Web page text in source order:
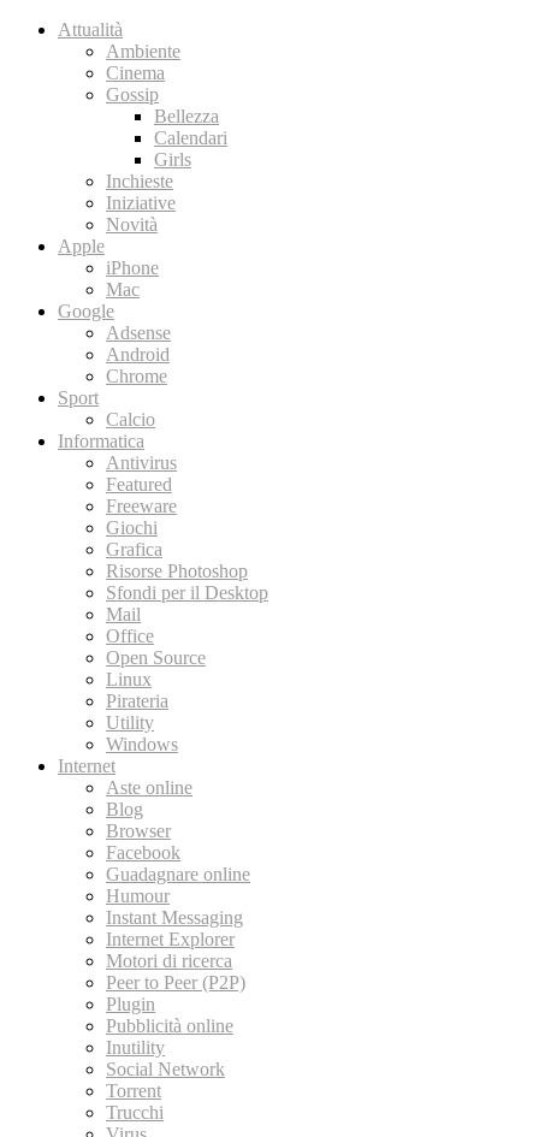
Attualità
Ambiente
Cinema
Gossip
Bellezza
Calendari
Girls
Inchieste
Iniziative
Novità
Apple
iPhone
Mac
Google
Adsense
Android
Chrome
Sport
Calcio
Informatica
Antivirus
Featured
Freeware
Giochi
Grafica
Risorse Photoshop
Sfondi per il Desktop
Mail
Office
Open Source
Linux
Pirateria
Utility
Windows
Internet
Aste online
Blog
Browser
Facebook
Guadagnare online
Humour
Instant Messaging
Internet Explorer
Motori di ricerca
Peer to Peer (P2P)
Plugin
Pubblicità online
Inutility
Social Network
Torrent
Trucchi